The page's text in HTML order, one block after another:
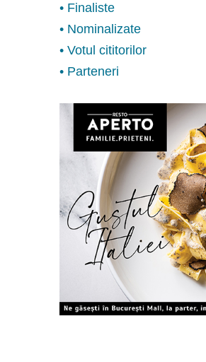
• Finaliste
• Nominalizate
• Votul cititorilor
• Parteneri